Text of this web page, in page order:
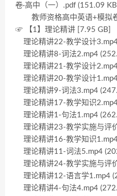
卷·高中（一）.pdf (151.09
教师资格高中英语+模拟
☞ 【1】理论精讲 [7.95 GB]
理论精讲22-教学设计
理论精讲8-词法2.mp4
理论精讲21-教学设计
理论精讲20-教学设计
理论精讲9-词法3.mp4
理论精讲17-教学知识
理论精讲1-句法1.mp4
理论精讲23-教学实施与评
理论精讲16-教学知识
理论精讲11-词法5.mp4
理论精讲24-教学实施与评
理论精讲12-语言学1.mp4
理论精讲4-句法4.mp4